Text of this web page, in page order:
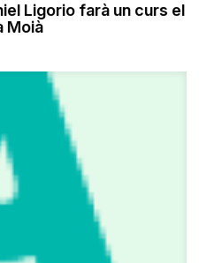
Ligorio farà un curs el
Moià